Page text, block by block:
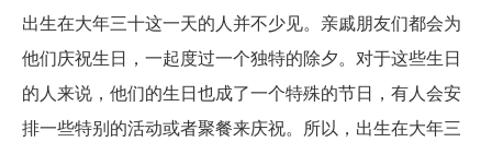
出生在大年三十这一天的人并不少见。亲戚朋友们都会为
他们庆祝生日，一起度过一个独特的除夕。对于这些生日
的人来说，他们的生日也成了一个特殊的节日，有人会安
排一些特别的活动或者聚餐来庆祝。所以，出生在大年三